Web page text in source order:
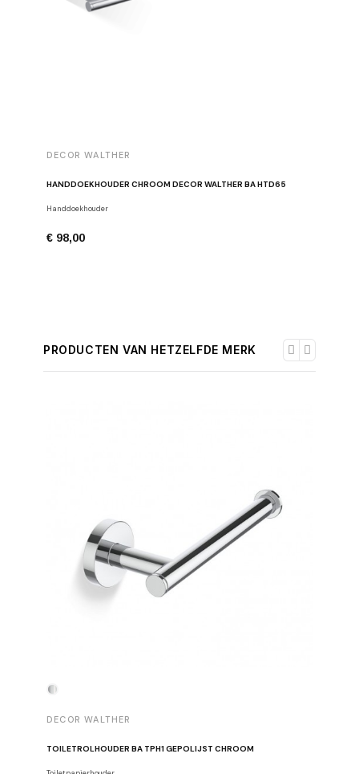
DECOR WALTHER
HANDDOEKHOUDER CHROOM DECOR WALTHER BA HTD65
Handdoekhouder
€ 98,00
PRODUCTEN VAN HETZELFDE MERK
DECOR WALTHER
TOILETROLHOUDER BA TPH1 GEPOLIJST CHROOM